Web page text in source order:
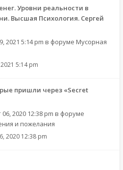
Уровни реальности в
Высшая Психология. Сергей
2021 5:14 pm в форуме Мусорная
5:14 pm
пришли через «Secret
06, 2020 12:38 pm в форуме
и пожелания
2020 12:38 pm